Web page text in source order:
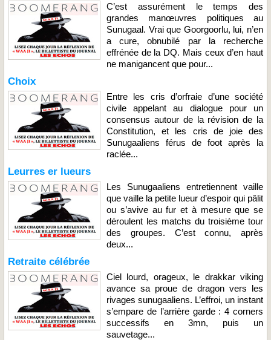
C’est assurément le temps des
grandes manœuvres politiques au
Sunugaal. Vrai que Goorgoorlu, lui, n’en
a cure, obnubilé par la recherche
effrénée de la DQ. Mais ceux d’en haut
ne manigancent que pour...
Choix
Entre les cris d’orfraie d’une société
civile appelant au dialogue pour un
consensus autour de la révision de la
Constitution, et les cris de joie des
Sunugaaliens férus de foot après la
raclée...
Leurres er lueurs
Les Sunugaaliens entretiennent vaille
que vaille la petite lueur d’espoir qui pâlit
ou s’avive au fur et à mesure que se
déroulent les matchs du troisième tour
des groupes. C’est connu, après
deux...
Retraite célébrée
Ciel lourd, orageux, le drakkar viking
avance sa proue de dragon vers les
rivages sunugaaliens. L’effroi, un instant
s’empare de l’arrière garde : 4 corners
successifs en 3mn, puis un
sauvetage...